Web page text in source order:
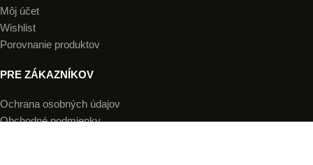
Môj účet
Wishlist
Porovnanie produktov
PRE ZÁKAZNÍKOV
Ochrana osobných údajov
Obchodné podmienky